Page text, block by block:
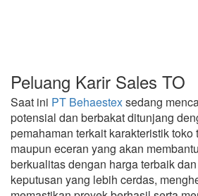
Peluang Karir Sales TO
Saat ini PT Behaestexsedang
potensial dan berbakat ditunjang
pemahaman terkait karakteristik toko
maupun eceran yang akan
berkualitas dengan harga terbaik
keputusan yang lebih cerdas,